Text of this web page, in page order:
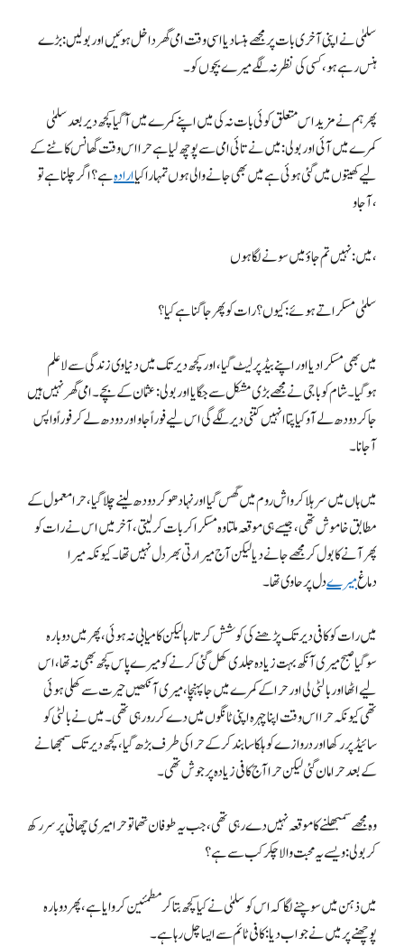
سلمیٰ نے اپنی آخری بات پر مجھے ہنسا دیا اسی وقت امی گھر داخل ہوئیں اور بولیں: بڑے
ہنس رہے ہو، کسی کی نظر نہ لگے میرے بچوں کو۔
پھر ہم نے مزید اس متعلق کوئی بات نہ کی میں اپنے کمرے میں آگیا کچھ دیر بعد سلمیٰ
کمرے میں آئی اور بولی: میں نے تائی امی سے پوچھ لیا ہے حرا اس وقت گھانس کاٹنے کے
لیے کھیتوں میں گئی ہوئی ہے میں بھی جانے والی ہوں تمہارا کیاارادہہے؟ اگر چلنا ہے تو
آجاو،
میں: نہیں تم جاؤ میں سونے لگا ہوں،
سلمیٰ مسکراتے ہوئے: کیوں؟ رات کو پھر جاگنا ہے کیا؟
میں بھی مسکرا دیا اور اپنے بیڈ پر لیٹ گیا، اور کچھ دیر تک میں دنیاوی زندگی سے لاعلم
ہوگیا۔ شام کو باجی نے مجھے بڑی مشکل سے جگایا اور بولی: عثمان کے بچے۔ امی گھر نہیں ہیں
جا کر دودھ لے آو کیا پتا انہیں کتنی دیر لگے گی اس لیے فوراً جاو اور دودھ لے کر فوراً واپس
آجانا۔
میں ہاں میں سر ہلا کر واش روم میں گھس گیا اور نہا دھو کر دودھ لینے چلا گیا، حرا معمول کے
مطابق خاموش تھی، جیسے ہی موقعہ ملتا وہ مسکرا کر بات کرلیتی ، آخر میں اس نے رات کو
پھر آنے کا بول کر مجھے جانے دیا لیکن آج میرا رتی بھر دل نہیں تھا۔ کیونکہ میرا
دماغمیرےدل پر حاوی تھا۔
میں رات کو کافی دیر تک پڑھنے کی کوشش کرتا رہا لیکن کامیابی نہ ہوئی، پھر میں دوبارہ
سوگیا صبح میری آنکھ بہت زیادہ جلدی کھل گئی کرنے کو میرے پاس کچھ بھی نہ تھا، اس
لیے اٹھا اور بالٹی لی اور حرا کے کمرے میں جا پہنچا، میری آنکھیں حیرت سے کھلی ہوئی
تھی کیونکہ حرا اس وقت اپنا چہرہ اپنی ٹانگوں میں دے کر رو رہی تھی۔ میں نے بالٹی کو
سائیڈ پر رکھا اور دروازے کو ہلکا سا بند کرکے حرا کی طرف بڑھ گیا، کچھ دیر تک سمجھانے
کے بعد حرا مان گئی لیکن حرا آج کافی زیادہ پرجوش تھی۔
وہ مجھے سمبھلنے کا موقعہ نہیں دے رہی تھی، جب یہ طوفان تھما تو حرا میری چھاتی پر سر رکھ
کر بولی: ویسے یہ محبت والا چکر کب سے ہے؟
میں ذہن میں سوچنے لگا کہ اس کو سلمیٰ نے کیا کچھ بتا کر مطمئین کروایا ہے، پھر دوبارہ
پوچھنے پر میں نے جواب دیا: کافی ٹائم سے ایسا چل رہا ہے۔